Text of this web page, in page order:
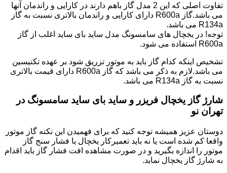
تفاوت اصلی که این 2 مدل گاز باهم دارند در کارایی و راندمان آنها
می باشد.گاز R600a دارای کارایی و راندمان بالاتری نسبت به گاز
R134a می باشد.
توجه! در یخچال های سامسونگ مدل ساید بای ساید اغلب از گاز
R600a استفاده می شود.
تشخیص اینکه کدام گاز باید به موتور تزریق شود بر عهده تکنیسین
می باشد.لازم به ذکر می باشد که گاز R600a دارای قیمت بالاتری
نسبت به گاز R134a می باشد.
شارژ گاز یخچال فریزر و ساید بای ساید سامسونگ در
تهران نو
دوستان عزیز همیشه توجه کنید که برای فهمیدن این نکته گاز موتور
واقعا کم شده است یا نه باید تعمیرکار یخچال با فشار سنج گاز
موتور را اندازه بگیرید و در صورت مشاهده افت فشار گاز باید اقدام
به شارژ گاز یخچال نماید.